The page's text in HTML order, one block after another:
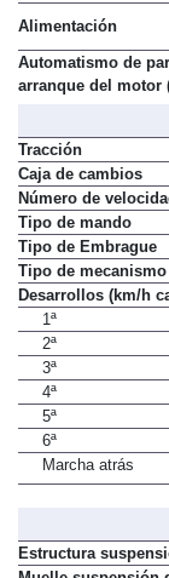
Alimentación
Automatismo de
Tracción
Caja de cambios
Número de
Tipo de mando
Tipo de Embrague
Tipo de mecanismo
Desarrollos (km/h
1ª
2ª
3ª
4ª
5ª
6ª
Marcha atrás
Estructura